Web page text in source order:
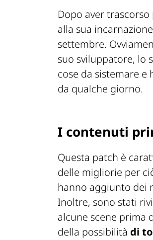
Dopo aver
alla sua
settembre.
suo sviluppatore, lo
cose da sistemare
da qualche giorno.
I contenuti
Questa patch è
delle migliorie per
hanno aggiunto dei
Inoltre, sono stati
alcune scene prima
della possibilità di